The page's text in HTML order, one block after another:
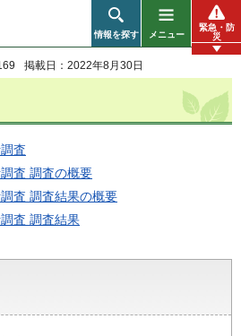
情報を探す メニュー
緊急・防
災
掲載日：2022年8月30日
査
査 調査の概要
査 調査結果の概要
査 調査結果